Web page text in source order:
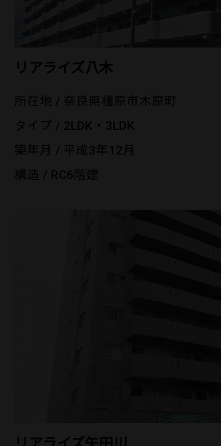
リアライズ八木
所在地 / 奈良県橿原市木原町
タイプ / 2LDK・3LDK
築年月 / 平成3年12月
構造 / RC6階建